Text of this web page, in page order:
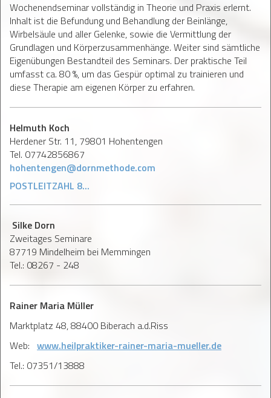
Wochenendseminar vollständig in Theorie und Praxis erlernt.
Inhalt ist die Befundung und Behandlung der Beinlänge,
Wirbelsäule und aller Gelenke, sowie die Vermittlung der
Grundlagen und Körperzusammenhänge. Weiter sind sämtliche
Eigenübungen Bestandteil des Seminars. Der praktische Teil
umfasst ca. 80 %, um das Gespür optimal zu trainieren und
diese Therapie am eigenen Körper zu erfahren.
Helmuth Koch
Herdener Str. 11, 79801 Hohentengen
Tel. 07742856867
hohentengen@dornmethode.com
POSTLEITZAHL 8...
Silke Dorn
Zweitages Seminare
87719 Mindelheim bei Memmingen
Tel.: 08267 - 248
Rainer Maria Müller
Marktplatz 48, 88400 Biberach a.d.Riss
Web: www.heilpraktiker-rainer-maria-mueller.de
Tel.: 07351/13888